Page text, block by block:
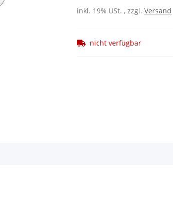
inkl. 19% USt. , zzgl. Versand
nicht verfügbar